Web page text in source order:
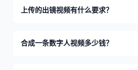
上传的出镜视频有什么要求？
合成一条数字人视频多少钱？